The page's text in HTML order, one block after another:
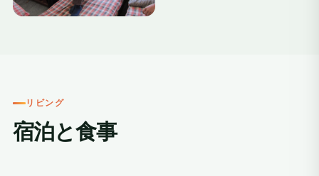
リビング
宿泊と食事